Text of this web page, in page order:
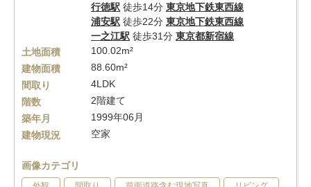
行徳駅 徒歩14分 東京地下鉄東西線
浦安駅 徒歩22分 東京地下鉄東西線
一之江駅 徒歩31分 東京都新宿線
土地面積
100.02m²
建物面積
88.60m²
間取り
4LDK
階数
2階建て
築年月
1999年06月
建物現況
空家
画像カテゴリ